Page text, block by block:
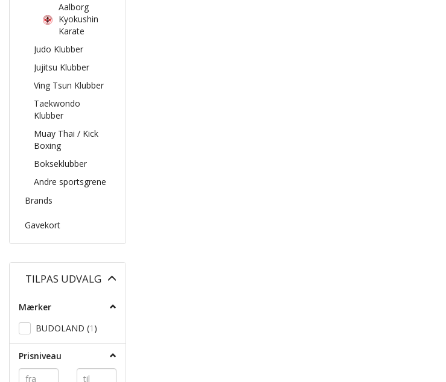
Aalborg
Kyokushin
Karate
Judo Klubber
Jujitsu Klubber
Ving Tsun Klubber
Taekwondo
Klubber
Muay Thai / Kick
Boxing
Bokseklubber
Andre sportsgrene
Brands
Gavekort
TILPAS UDVALG
Mærker
BUDOLAND (1 )
Prisniveau